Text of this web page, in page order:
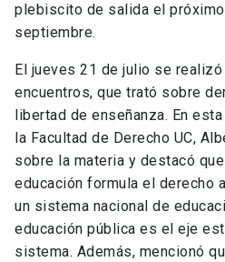
plebiscito de salida el
septiembre.
El jueves 21 de julio se
encuentros, que trató sobre
libertad de enseñanza. En
la Facultad de Derecho UC,
sobre la materia y destacó
educación formula el derecho
un sistema nacional de
educación pública es el eje
sistema. Además, mencionó